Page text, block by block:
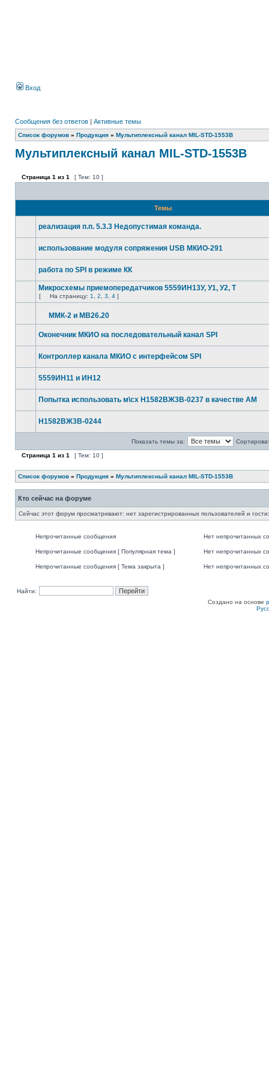
Вход
Сообщения без ответов | Активные темы
Список форумов » Продукция » Мультиплексный канал MIL-STD-1553B
Мультиплексный канал MIL-STD-1553B
Страница 1 из 1 [ Тем: 10 ]
Темы
реализация п.п. 5.3.3 Недопустимая команда.
использование модуля сопряжения USB МКИО-291
работа по SPI в режиме КК
Микросхемы приемопередатчиков 5559ИН13У, У1, У2, Т
[ На страницу: 1 2 3 4 ]
ММК-2 и МВ26.20
Оконечник МКИО на последовательный канал SPI
Контроллер канала МКИО с интерфейсом SPI
5559ИН11 и ИН12
Попытка использовать м\сх Н1582ВЖ3В-0237 в качестве AM
Н1582ВЖ3В-0244
Показать темы за:
Страница 1 из 1 [ Тем: 10 ]
Список форумов » Продукция » Мультиплексный канал MIL-STD-1553B
Кто сейчас на форуме
Сейчас этот форум просматривают: нет зарегистрированных пользователей и
Непрочитанные сообщения Нет непрочитанных
Непрочитанные сообщения [ Популярная тема ] Нет непрочитанных
Непрочитанные сообщения [ Тема закрыта ] Нет непрочитанных
Найти:
Создано на основе